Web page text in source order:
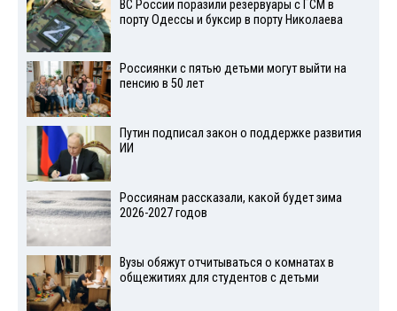
ВС России поразили резервуары с ГСМ в
порту Одессы и буксир в порту Николаева
Россиянки с пятью детьми могут выйти на
пенсию в 50 лет
Путин подписал закон о поддержке развития
ИИ
Россиянам рассказали, какой будет зима
2026-2027 годов
Вузы обяжут отчитываться о комнатах в
общежитиях для студентов с детьми